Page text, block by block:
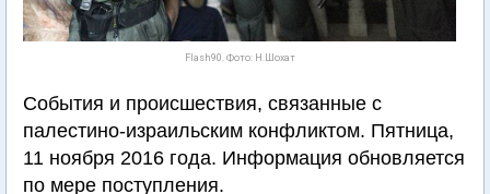
Flash90. Фото: Н.Шохат
События и происшествия, связанные с
палестино-израильским конфликтом. Пятница,
11 ноября 2016 года. Информация обновляется
по мере поступления.